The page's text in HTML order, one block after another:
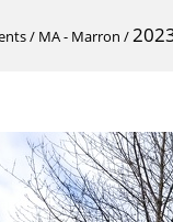
/ MA - Marron /